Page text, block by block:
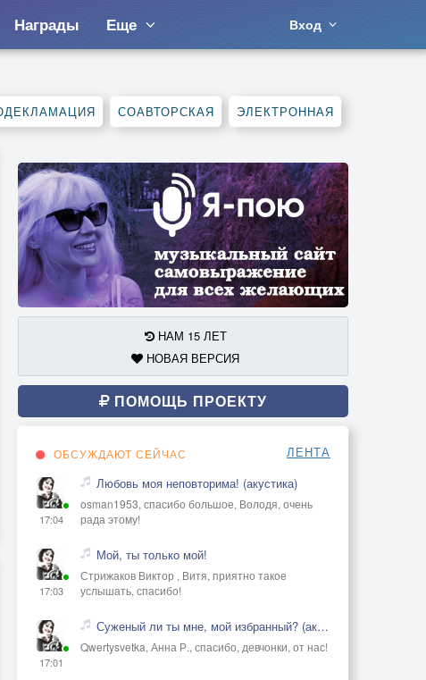
Награды Еще Вход
СОАВТОРСКАЯ ЭЛЕКТРОННАЯ
НАМ 15 ЛЕТ
НОВАЯ ВЕРСИЯ
ПОМОЩЬ ПРОЕКТУ
ОБСУЖДАЮТ СЕЙЧАС ЛЕНТА
17:04
Любовь моя неповторима! (акустика)
osman1953, спасибо большое, Володя, очень
рада этому!
17:03
Мой, ты только мой!
Стрижаков Виктор , Витя, приятно такое
услышать, спасибо!
17:01
Суженый ли ты мне, мой избранный? (акустика)
Qwertysvetka, Анна Р., спасибо, девчонки, от нас!